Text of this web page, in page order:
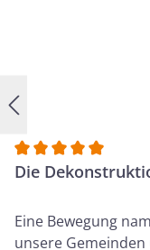
Durchschnittliche
Die
Eine Bewegung
unsere